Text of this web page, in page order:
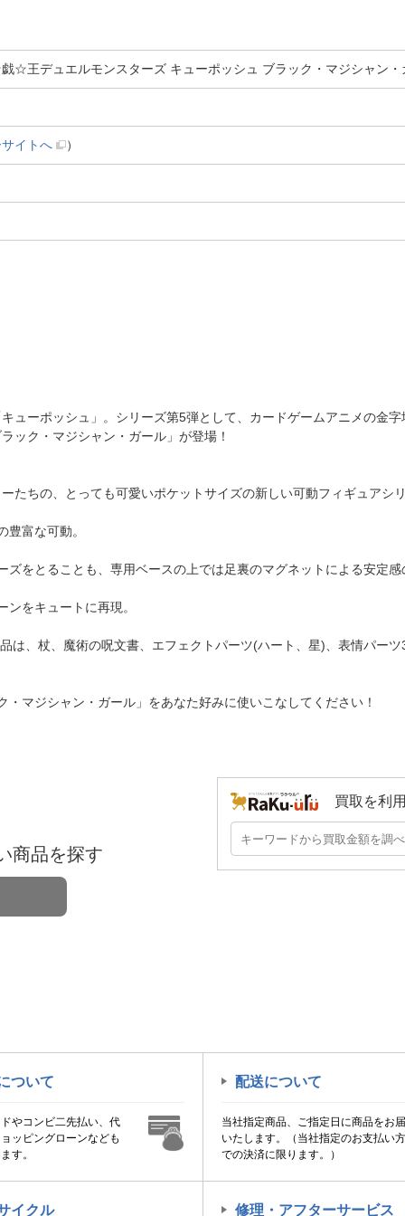
☆王デュエルモンスターズ キューポッシュ ブラック・マジシャン・
サイトへ ）
ューポッシュ」。シリーズ第5弾として、カードゲームアニメの
ック・マジシャン・ガール」が登場！
たちの、とっても可愛いポケットサイズの新しい可動フィギュアシ
富な可動。
をとることも、専用ベースの上では足裏のマグネットによる安定
をキュートに再現。
は、杖、魔術の呪文書、エフェクトパーツ(ハート、星)、表情パー
マジシャン・ガール」をあなた好みに使いこなしてください！
商品を探す
買取を利
ついて
やコンビ二先払い、代
ッピングローンなども
す。
配送について
当社指定商品、ご指定日に商品をお
いたします。（当社指定のお支払い
での決済に限ります。）
イクル 修理・アフターサービス